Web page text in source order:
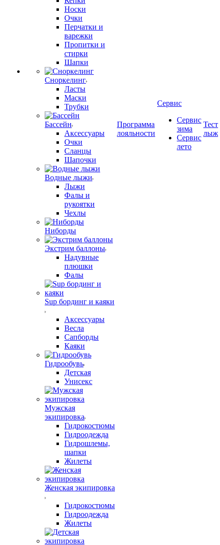
Носки
Очки
Перчатки и
варежки
Пропитки и
стирки
Шапки
Сноркелинг
Ласты
Маски
Трубки
Бассейн
Аксессуары
Очки
Сланцы
Шапочки
Водные лыжи
Лыжи
Фалы и
рукоятки
Чехлы
Ниборды
Экстрим баллоны
Надувные
плюшки
Фалы
Sup бординг и каяки
Аксессуары
Весла
Сапборды
Каяки
Гидрообувь
Детская
Унисекс
Мужская
экипировка
Гидрокостюмы
Гидроодежда
Гидрошлемы,
шапки
Жилеты
Женская экипировка
Гидрокостюмы
Гидроодежда
Жилеты
Программа
лояльности
Сервис
Сервис
зима
Сервис
лето
Тест
лыж